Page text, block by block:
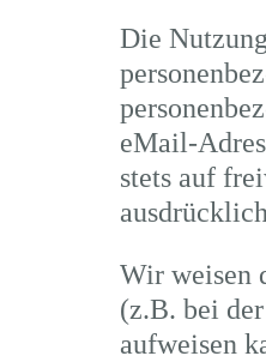
Die
eMail-
stets auf
Wir weisen
(z.B. bei
aufweisen